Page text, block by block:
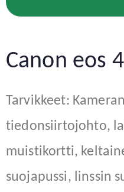
Canon eos
Tarvikkeet:
tiedonsiirtojohto,
muistikortti,
suojapussi, linssin